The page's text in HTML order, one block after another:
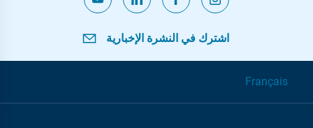
اشترك في النشرة الإخبارية
Français